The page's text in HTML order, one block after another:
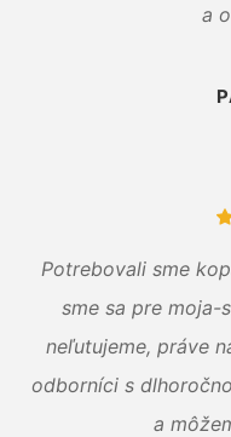
a
Potrebovali sme
sme sa pre moja-
neľutujeme, práve
odborníci s
a